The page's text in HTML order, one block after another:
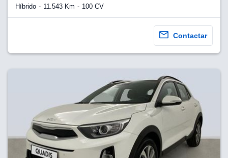
Híbrido 11.543 Km 100 CV
Contactar